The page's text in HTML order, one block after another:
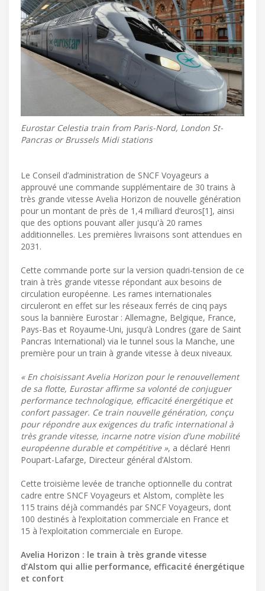
Eurostar Celestia train from Paris-Nord, London St-
Pancras or Brussels Midi stations
Le Conseil d’administration de SNCF Voyageurs a
approuvé une commande supplémentaire de 30 trains à
très grande vitesse Avelia Horizon de nouvelle génération
pour un montant de près de 1,4 milliard d’euros[1], ainsi
que des options pouvant aller jusqu'à 20 rames
additionnelles. Les premières livraisons sont attendues en
2031.
Cette commande porte sur la version quadri-tension de ce
train à très grande vitesse répondant aux besoins de
circulation européenne. Les rames internationales
circuleront en effet sur les réseaux ferrés de cinq pays
sous la bannière Eurostar : Allemagne, Belgique, France,
Pays-Bas et Royaume-Uni, jusqu’à Londres (gare de Saint
Pancras International) via le tunnel sous la Manche, une
première pour un train à grande vitesse à deux niveaux.
« En choisissant Avelia Horizon pour le renouvellement
de sa flotte, Eurostar affirme sa volonté de conjuguer
performance technologique, efficacité énergétique et
confort passager. Ce train nouvelle génération, conçu
pour répondre aux exigences du trafic international à
très grande vitesse, incarne notre vision d’une mobilité
européenne durable et compétitive », a déclaré Henri
Poupart-Lafarge, Directeur général d’Alstom.
Cette troisième levée de tranche optionnelle du contrat
cadre entre SNCF Voyageurs et Alstom, complète les
115 trains déjà commandés par SNCF Voyageurs, dont
100 destinés à l’exploitation commerciale en France et
15 à l’exploitation commerciale en Europe.
Avelia Horizon : le train à très grande vitesse
d’Alstom qui allie performance, efficacité énergétique
et confort